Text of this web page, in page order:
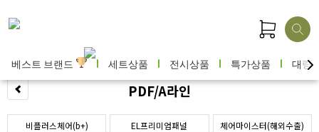
베스트 브랜드 세트상품 전시상품 특가상품 대량
PDF/A라인
비플러스체어(b+) EL프리미엄패널 체어마이스터(해외수출)